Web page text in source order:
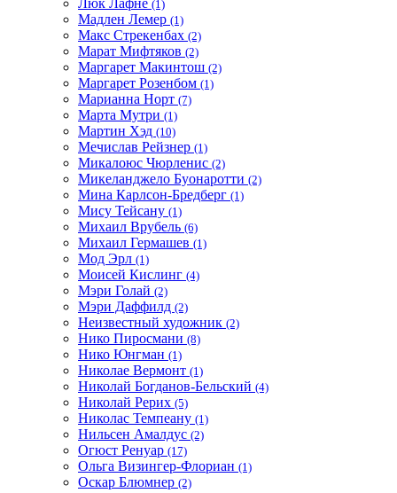
Люк Лафне (1)
Мадлен Лемер (1)
Макс Стрекенбах (2)
Марат Мифтяков (2)
Маргарет Макинтош (2)
Маргарет Розенбом (1)
Марианна Норт (7)
Марта Мутри (1)
Мартин Хэд (10)
Мечислав Рейзнер (1)
Микалоюс Чюрленис (2)
Микеланджело Буонаротти (2)
Мина Карлсон-Бредберг (1)
Мису Тейсану (1)
Михаил Врубель (6)
Михаил Гермашев (1)
Мод Эрл (1)
Моисей Кислинг (4)
Мэри Голай (2)
Мэри Даффилд (2)
Неизвестный художник (2)
Нико Пиросмани (8)
Нико Юнгман (1)
Николае Вермонт (1)
Николай Богданов-Бельский (4)
Николай Рерих (5)
Николас Темпеану (1)
Нильсен Амалдус (2)
Огюст Ренуар (17)
Ольга Визингер-Флориан (1)
Оскар Блюмнер (2)